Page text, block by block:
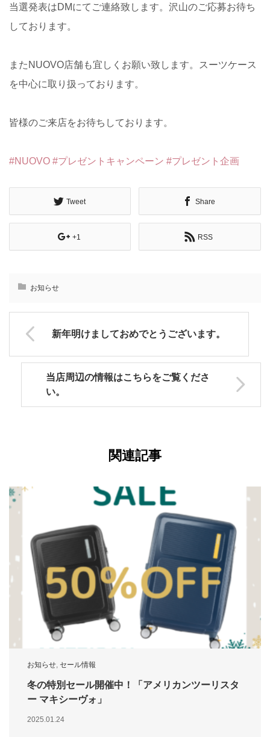
当選発表はDMにてご連絡致します。沢山のご応募お待ち
しております。
またNUOVO店舗も宜しくお願い致します。スーツケース
を中心に取り扱っております。
皆様のご来店をお待ちしております。
#NUOVO #プレゼントキャンペーン #プレゼント企画
Tweet Share
+1 RSS
お知らせ
新年明けましておめでとうございます。
当店周辺の情報はこちらをご覧くださ
い。
関連記事
お知らせ, セール情報
冬の特別セール開催中！「アメリカンツーリスタ
ー マキシーヴォ」
2025.01.24